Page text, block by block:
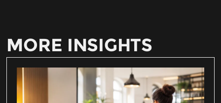
MORE INSIGHTS